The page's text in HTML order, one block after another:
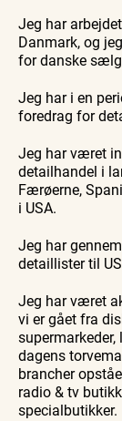
Jeg har
Danmark, og
for danske
Jeg har i en
foredrag for
Jeg har været
detailhandel i
Færøerne,
i USA.
Jeg har
detaillister til
Jeg har været
vi er gået fra
dagens
brancher
radio & tv
specialbutikker.